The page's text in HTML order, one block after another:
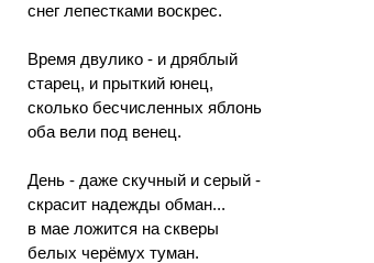
снег лепестками воскрес.
Время двулико - и дряблый
старец, и прыткий юнец,
сколько бесчисленных яблонь
оба вели под венец.
День - даже скучный и серый -
скрасит надежды обман...
в мае ложится на скверы
белых черёмух туман.